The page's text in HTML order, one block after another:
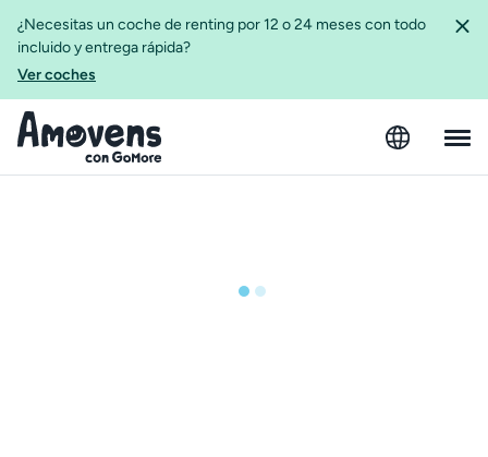
¿Necesitas un coche de renting por 12 o 24 meses con todo
incluido y entrega rápida?
Ver coches